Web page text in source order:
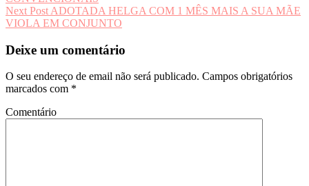
artigos
Next Post ADOTADA HELGA COM 1 MÊS MAIS A SUA MÃE
VIOLA EM CONJUNTO
Deixe um comentário
O seu endereço de email não será publicado. Campos obrigatórios
marcados com *
Comentário